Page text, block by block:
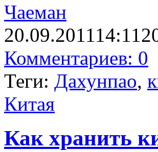
Чаеман
20.09.201114:11
Комментариев: 0
Теги: Дахунпао,
Китая
Как хранить